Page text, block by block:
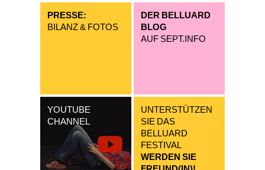
PRESSE:
BILANZ & FOTOS
DER BELLUARD
BLOG
AUF SEPT.INFO
YOUTUBE
CHANNEL
UNTERSTÜTZEN
SIE DAS
BELLUARD
FESTIVAL
WERDEN SIE